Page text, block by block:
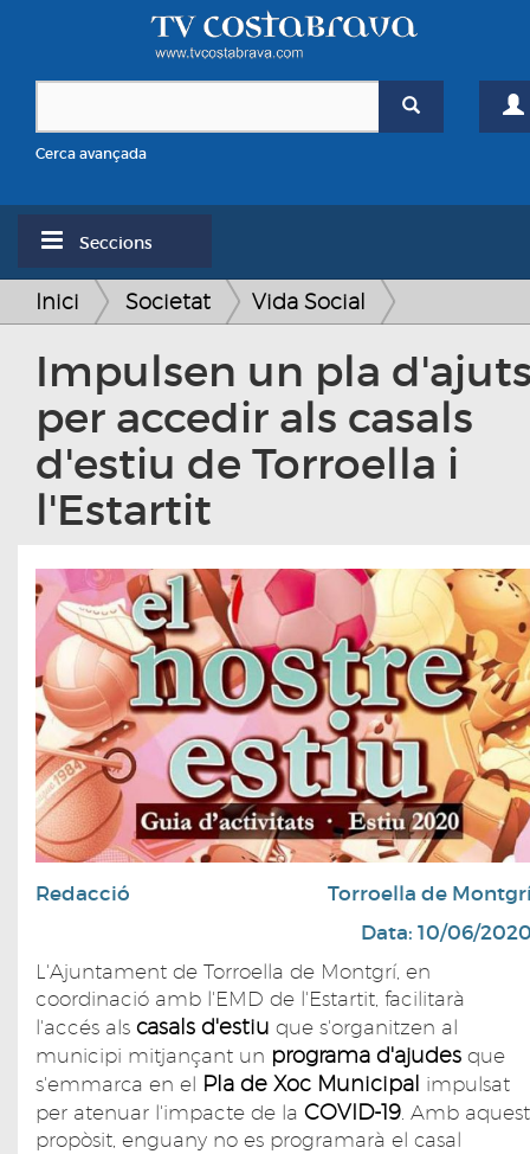
Cerca avançada
Seccions
Inici Societat Vida Social
Impulsen un pla
per accedir als casals
d'estiu de Torroella i
l'Estartit
Redacció
Torroella de
Data: 10/06/
L'Ajuntament de Torroella de Montgrí, en
coordinació amb l'EMD de l'Estartit, facilitarà
l'accés als casals d'estiu que s'organitzen al
municipi mitjançant un programa d'ajudes que
s'emmarca en el Pla de Xoc Municipal impulsat
per atenuar l'impacte de la COVID-19. Amb aquest
propòsit, enguany no es programarà el casal